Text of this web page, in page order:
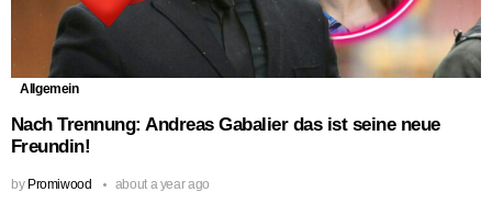
Allgemein
Nach Trennung: Andreas Gabalier das ist seine neue
Freundin!
by Promiwood about a year ago